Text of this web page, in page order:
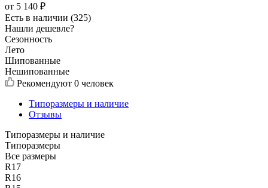
от 5 140 ₽
Есть в наличии (325)
Нашли дешевле?
Сезонность
Лето
Шипованные
Нешипованные
Рекомендуют 0 человек
Типоразмеры и наличие
Отзывы
Типоразмеры и наличие
Типоразмеры
Все размеры
R17
R16